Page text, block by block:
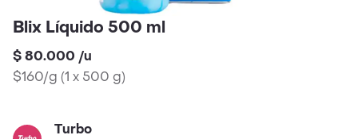
Blix Líquido 500 ml
$ 80.000 /u
$160/g (1 x 500 g)
Turbo